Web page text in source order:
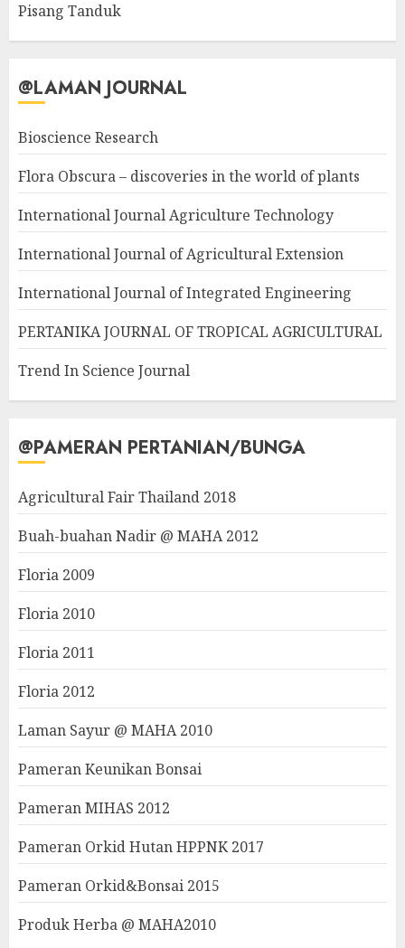
Pisang Tanduk
@LAMAN JOURNAL
Bioscience Research
Flora Obscura – discoveries in the world of plants
International Journal Agriculture Technology
International Journal of Agricultural Extension
International Journal of Integrated Engineering
PERTANIKA JOURNAL OF TROPICAL AGRICULTURAL
Trend In Science Journal
@PAMERAN PERTANIAN/BUNGA
Agricultural Fair Thailand 2018
Buah-buahan Nadir @ MAHA 2012
Floria 2009
Floria 2010
Floria 2011
Floria 2012
Laman Sayur @ MAHA 2010
Pameran Keunikan Bonsai
Pameran MIHAS 2012
Pameran Orkid Hutan HPPNK 2017
Pameran Orkid&Bonsai 2015
Produk Herba @ MAHA2010